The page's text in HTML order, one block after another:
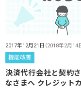
2017年12月21日 （2018年2月14
機能改善
決済代行会社と契約
なさまへ クレジット